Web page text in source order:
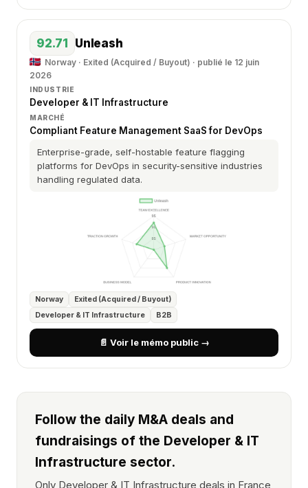
92.71 Unleash
Norway · Exited (Acquired / Buyout) · publié le 12 juin
2026
INDUSTRIE
Developer & IT Infrastructure
MARCHÉ
Compliant Feature Management SaaS for DevOps
Enterprise-grade, self-hostable feature flagging
platforms for DevOps in security-sensitive industries
handling regulated data.
Norway
Exited (Acquired / Buyout)
Developer & IT Infrastructure
B2B
📄 Voir le mémo public →
Follow the daily M&A deals and
fundraisings of the Developer & IT
Infrastructure sector.
Only Developer & IT Infrastructure deals in France